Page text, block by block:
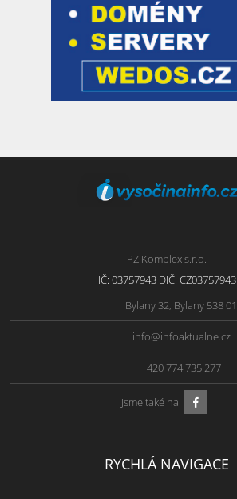
PZ Komplex s.r.o.
IČ: 03757943 DIČ: CZ03757943
Bylany 32, Bylany 538 01
info@infoaktualne.cz
+420 774 735 277
Jsme také na
RYCHLÁ NAVIGACE